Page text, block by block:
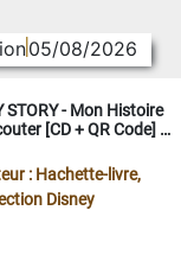
05/08/2026
STORY - Mon Histoire
[CD + QR Code] -
: Hachette-livre,
Disney